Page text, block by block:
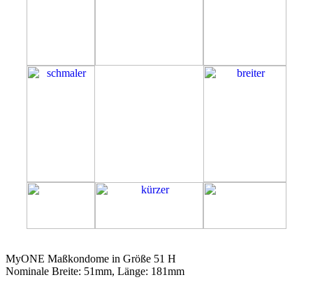
MyONE Maßkondome in Größe 51 H
Nominale Breite: 51mm, Länge: 181mm